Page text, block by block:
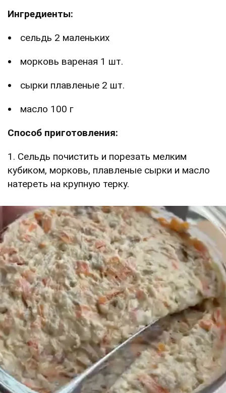
Ингредиенты:
сельдь 2 маленьких
морковь вареная 1 шт.
сырки плавленые 2 шт.
масло 100 г
Способ приготовления:
1. Сельдь почистить и порезать мелким
кубиком, морковь, плавленые сырки и масло
натереть на крупную терку.